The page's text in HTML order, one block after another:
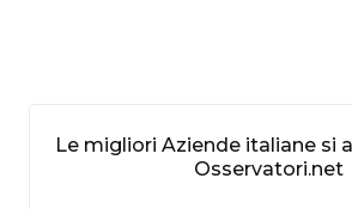
Le migliori Aziende italiane si
Osservatori.net